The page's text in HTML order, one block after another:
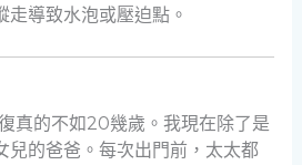
走導致水泡或壓迫點。
真的不如20幾歲。我現在除了是
兒的爸爸。每次出門前，太太都